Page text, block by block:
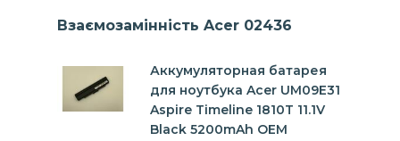
Взаємозамінність Acer 02436
Аккумуляторная батарея
для ноутбука Acer UM09E31
Aspire Timeline 1810T 11.1V
Black 5200mAh OEM